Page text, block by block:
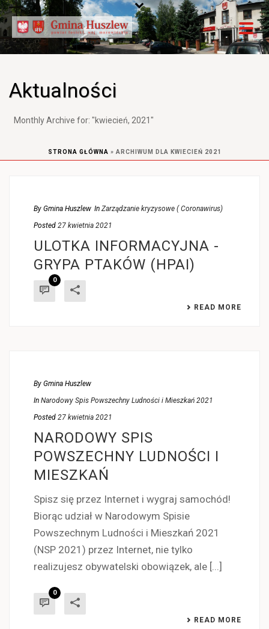
Aktualności
Monthly Archive for: "kwiecień, 2021"
STRONA GŁÓWNA » ARCHIWUM DLA KWIECIEŃ 2021
By Gmina Huszlew In Zarządzanie kryzysowe ( Coronawirus)
Posted 27 kwietnia 2021
ULOTKA INFORMACYJNA -
GRYPA PTAKÓW (HPAI)
0
READ MORE
By Gmina Huszlew
In Narodowy Spis Powszechny Ludności i Mieszkań 2021
Posted 27 kwietnia 2021
NARODOWY SPIS
POWSZECHNY LUDNOŚCI I
MIESZKAŃ
Spisz się przez Internet i wygraj samochód!
Biorąc udział w Narodowym Spisie
Powszechnym Ludności i Mieszkań 2021
(NSP 2021) przez Internet, nie tylko
realizujesz obywatelski obowiązek, ale [...]
0
READ MORE